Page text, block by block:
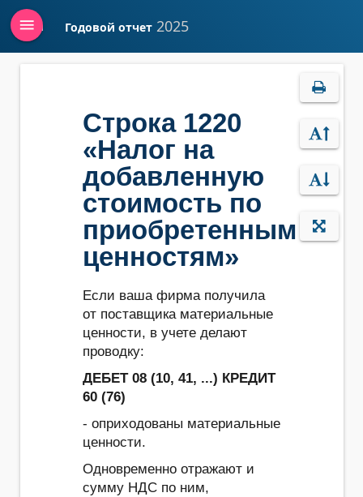
Войти Годовой отчет 2025
menu
Строка 1220
«Налог на
добавленную
стоимость по
приобретенным
ценностям»
Если ваша фирма получила
от поставщика материальные
ценности, в учете делают
проводку:
ДЕБЕТ 08 (10, 41, ...) КРЕДИТ
60 (76)
- оприходованы материальные
ценности.
Одновременно отражают и
сумму НДС по ним,